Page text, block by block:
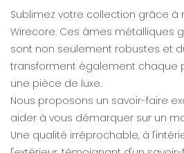
Sublimez votre collection grâce
Wirecore. Ces âmes métalliques
sont non seulement robustes et
transforment également chaque
une pièce de luxe.
Nous proposons un savoir-faire
aider à vous démarquer sur un
Une qualité irréprochable, à